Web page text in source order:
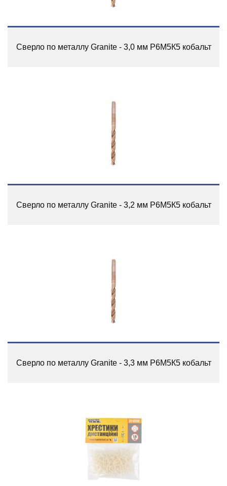
Сверло по металлу Granite - 3,0 мм Р6М5К5 кобальт
Сверло по металлу Granite - 3,2 мм Р6М5К5 кобальт
Сверло по металлу Granite - 3,3 мм Р6М5К5 кобальт